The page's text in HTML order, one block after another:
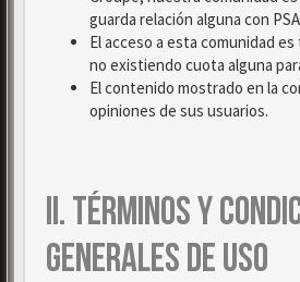
guarda relación alguna con
El acceso a esta comunidad
no existiendo cuota alguna
El contenido mostrado en la
opiniones de sus usuarios.
II. TÉRMINOS Y
GENERALES DE USO